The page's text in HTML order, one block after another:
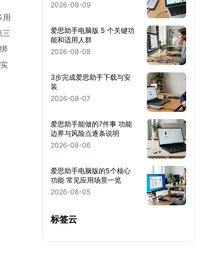
用
三
2026-08-09
爱思助手电脑版 5 个关键功
能和适用人群
2026-08-08
3步完成爱思助手下载与安
装
2026-08-07
爱思助手能做的7件事 功能
边界与风险点逐条说明
2026-08-06
爱思助手电脑版的5个核心
功能 常见应用场景一览
2026-08-05
标签云